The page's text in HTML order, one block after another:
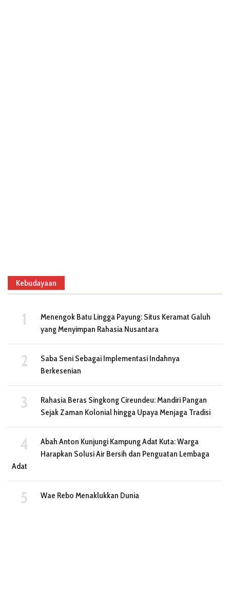
Kebudayaan
Menengok Batu Lingga Payung: Situs Keramat Galuh
yang Menyimpan Rahasia Nusantara
Saba Seni Sebagai Implementasi Indahnya
Berkesenian
Rahasia Beras Singkong Cireundeu: Mandiri Pangan
Sejak Zaman Kolonial hingga Upaya Menjaga Tradisi
Abah Anton Kunjungi Kampung Adat Kuta: Warga
Harapkan Solusi Air Bersih dan Penguatan Lembaga
Adat
Wae Rebo Menaklukkan Dunia